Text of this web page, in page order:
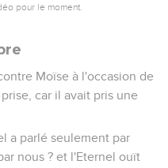
pour le moment.
Moïse à l'occasion de
car il avait pris une
a parlé seulement par
nous ? et l'Eternel ouït